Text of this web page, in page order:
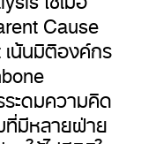
Cause
น้นมิติองค์กร
ะดมความคิด
มีหลายฝ่าย